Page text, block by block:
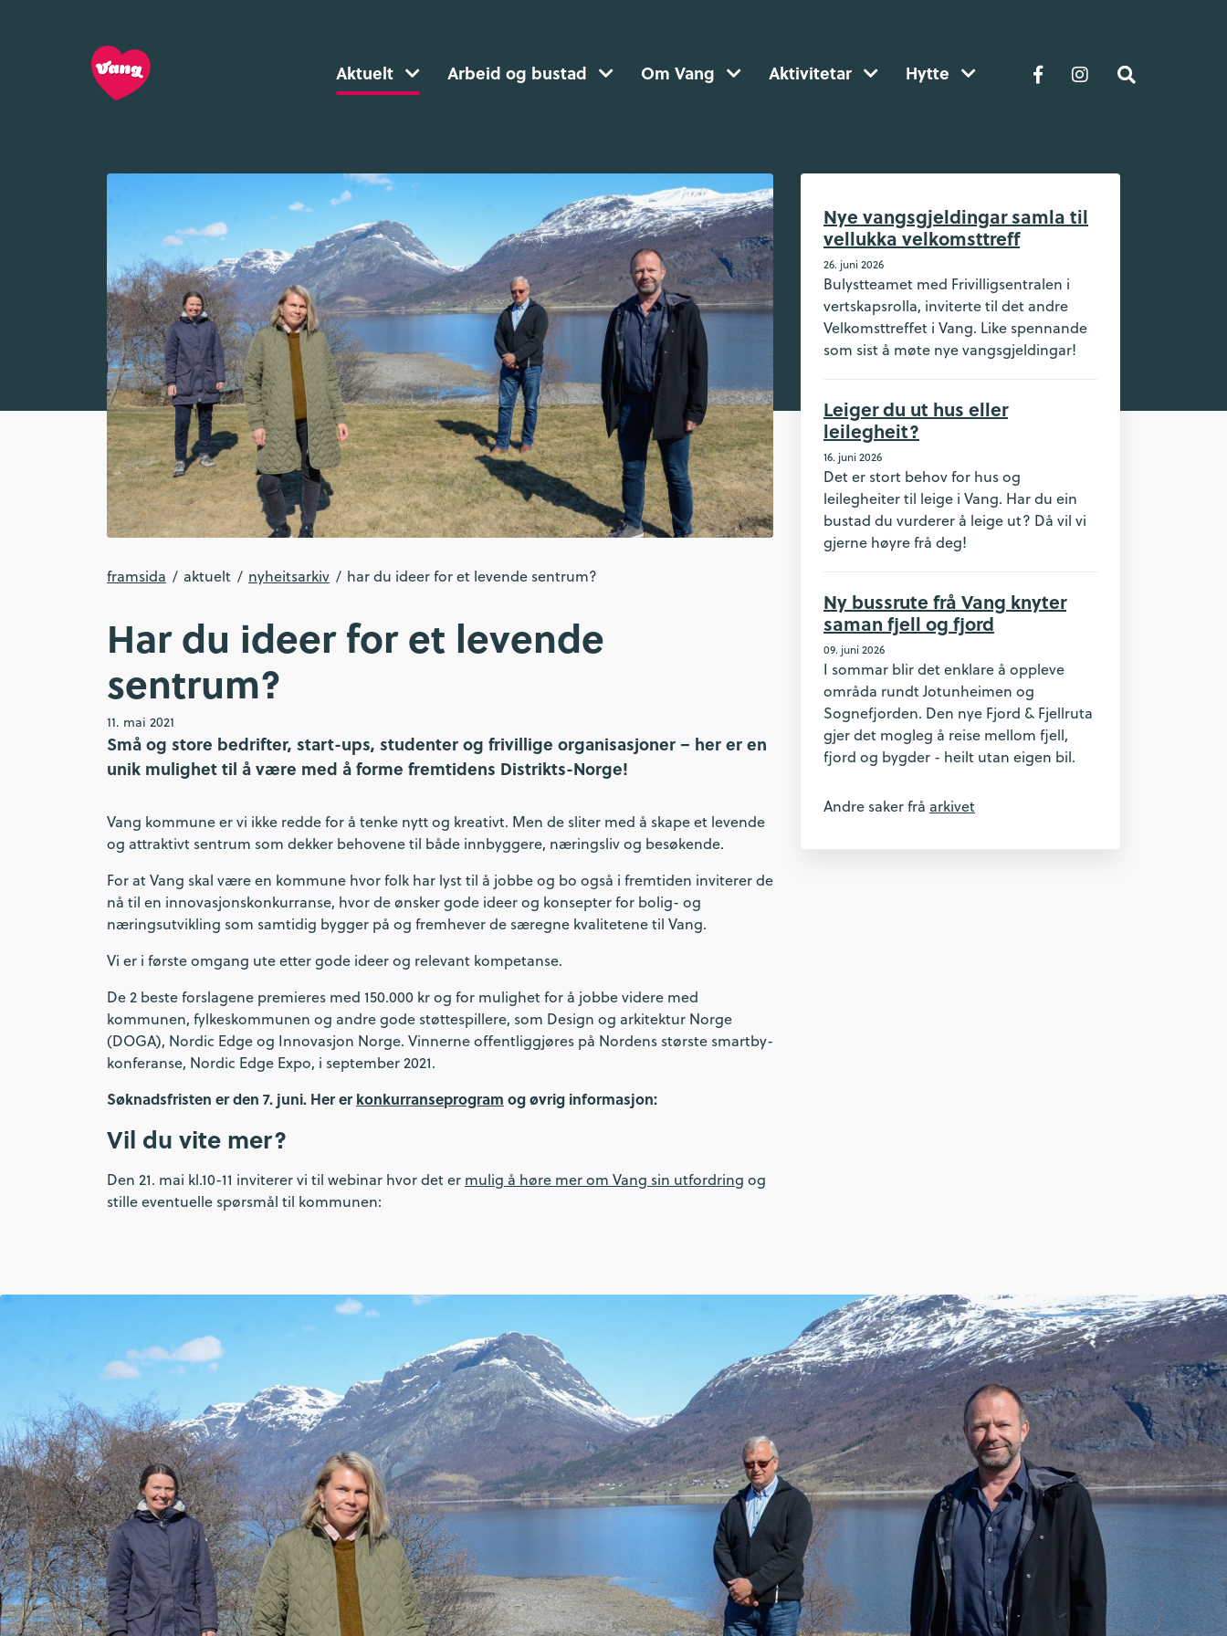
Aktuelt Arbeid og bustad Om Vang Aktivitetar Hytte
framsida aktuelt nyheitsarkiv har du ideer for et levende sentrum?
Har du ideer for et levende
sentrum?
11. mai 2021
Små og store bedrifter, start-ups, studenter og frivillige organisasjoner – her er en
unik mulighet til å være med å forme fremtidens Distrikts-Norge!
Vang kommune er vi ikke redde for å tenke nytt og kreativt. Men de sliter med å skape et levende
og attraktivt sentrum som dekker behovene til både innbyggere, næringsliv og besøkende.
For at Vang skal være en kommune hvor folk har lyst til å jobbe og bo også i fremtiden inviterer de
nå til en innovasjonskonkurranse, hvor de ønsker gode ideer og konsepter for bolig- og
næringsutvikling som samtidig bygger på og fremhever de særegne kvalitetene til Vang.
Vi er i første omgang ute etter gode ideer og relevant kompetanse.
De 2 beste forslagene premieres med 150.000 kr og for mulighet for å jobbe videre med
kommunen, fylkeskommunen og andre gode støttespillere, som Design og arkitektur Norge
(DOGA), Nordic Edge og Innovasjon Norge. Vinnerne offentliggjøres på Nordens største smartby-
konferanse, Nordic Edge Expo, i september 2021.
Søknadsfristen er den 7. juni. Her erkonkurranseprogram og øvrig informasjon:
Vil du vite mer?
Den 21. mai kl.10-11 inviterer vi til webinar hvor det er mulig å høre mer om Vang sin utfordring og
stille eventuelle spørsmål til kommunen:
Nye vangsgjeldingar samla til
vellukka velkomsttreff
26. juni 2026
Bulystteamet med Frivilligsentralen i
vertskapsrolla, inviterte til det andre
Velkomsttreffet i Vang. Like spennande
som sist å møte nye vangsgjeldingar!
Leiger du ut hus eller
leilegheit?
16. juni 2026
Det er stort behov for hus og
leilegheiter til leige i Vang. Har du ein
bustad du vurderer å leige ut? Då vil vi
gjerne høyre frå deg!
Ny bussrute frå Vang knyter
saman fjell og fjord
09. juni 2026
I sommar blir det enklare å oppleve
områda rundt Jotunheimen og
Sognefjorden. Den nye Fjord & Fjellruta
gjer det mogleg å reise mellom fjell,
fjord og bygder - heilt utan eigen bil.
Andre saker frå arkivet